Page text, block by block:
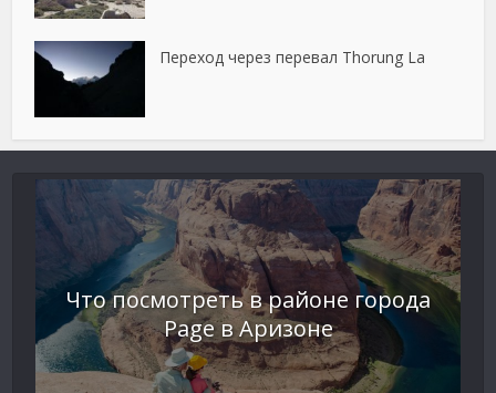
Переход через перевал Thorung La
Что посмотреть в районе города
Page в Аризоне